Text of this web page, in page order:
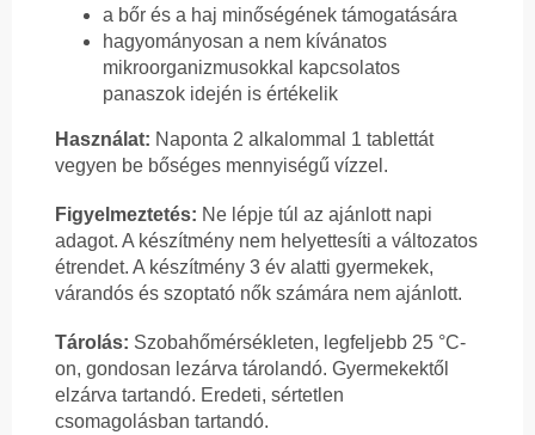
a bőr és a haj minőségének támogatására
hagyományosan a nem kívánatos
mikroorganizmusokkal kapcsolatos
panaszok idején is értékelik
Használat: Naponta 2 alkalommal 1 tablettát
vegyen be bőséges mennyiségű vízzel.
Figyelmeztetés: Ne lépje túl az ajánlott napi
adagot. A készítmény nem helyettesíti a változatos
étrendet. A készítmény 3 év alatti gyermekek,
várandós és szoptató nők számára nem ajánlott.
Tárolás: Szobahőmérsékleten, legfeljebb 25 °C-
on, gondosan lezárva tárolandó. Gyermekektől
elzárva tartandó. Eredeti, sértetlen
csomagolásban tartandó.